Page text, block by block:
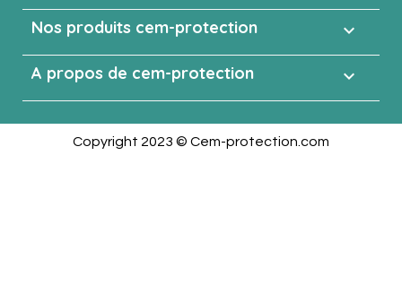
Nos produits cem-protection 
A propos de cem-protection 
Copyright 2023 © Cem-protection.com